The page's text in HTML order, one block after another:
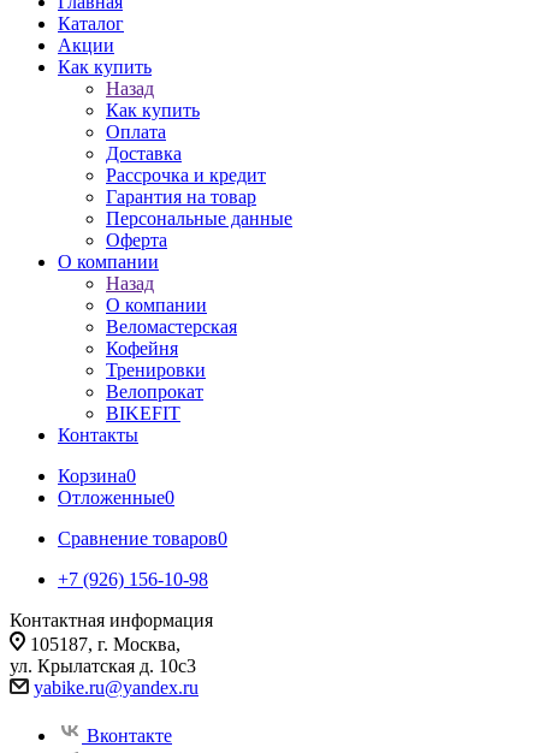
Каталог
Акции
Как купить
Назад
Как купить
Оплата
Доставка
Рассрочка и кредит
Гарантия на товар
Персональные данные
Оферта
О компании
Назад
О компании
Веломастерская
Кофейня
Тренировки
Велопрокат
BIKEFIT
Контакты
Корзина0
Отложенные0
Сравнение товаров0
+7 (926) 156-10-98
Контактная информация
105187, г. Москва,
ул. Крылатская д. 10с3
yabike.ru@yandex.ru
Вконтакте